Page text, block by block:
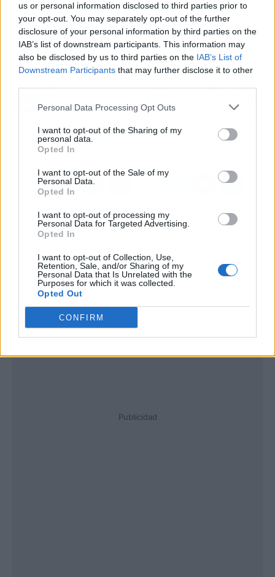
us or personal information disclosed to third parties prior to
your opt-out. You may separately opt-out of the further
disclosure of your personal information by third parties on the
IAB’s list of downstream participants. This information may
also be disclosed by us to third parties on the IAB’s List of
Downstream Participants that may further disclose it to other
Personal Data Processing Opt Outs
I want to opt-out of the Sharing of my
personal data.
Opted In
I want to opt-out of the Sale of my
Personal Data.
Opted In
I want to opt-out of processing my
Personal Data for Targeted Advertising.
Opted In
I want to opt-out of Collection, Use,
Retention, Sale, and/or Sharing of my
Personal Data that Is Unrelated with the
Purposes for which it was collected.
Opted Out
CONFIRM
de aprovechar el poder del UGC para conectar
con su audiencia de manera auténtica y
efectiva.
Artículo anterior
ciclismo y viaje en
camper con Activans en
Girona
Artículo siguiente
buena formación en una
Publicidad